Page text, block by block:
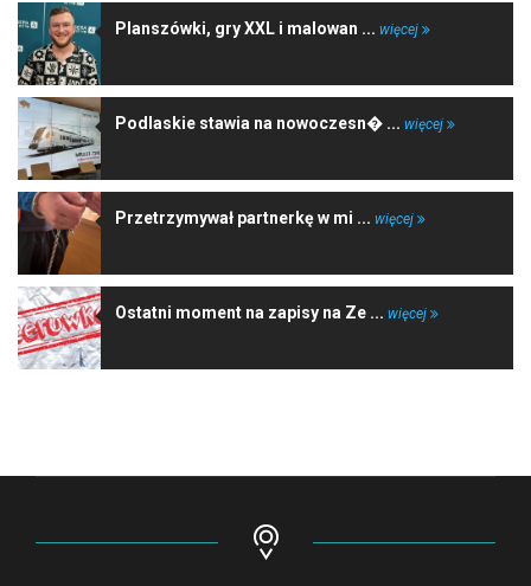
Planszówki, gry XXL i malowan ... więcej
Podlaskie stawia na nowoczesn� ... więcej
Przetrzymywał partnerkę w mi ... więcej
Ostatni moment na zapisy na Ze ... więcej